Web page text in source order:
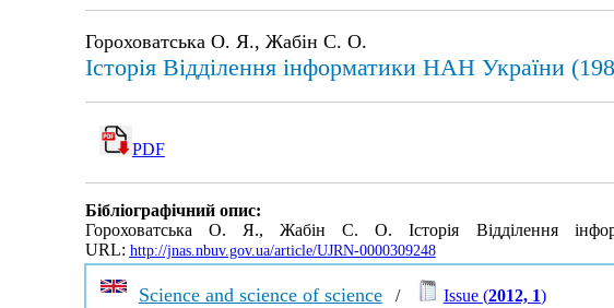
Гороховатська О. Я., Жабін С. О.
Історія Відділення інформатики НАН України
PDF
Бібліографічний опис:
Гороховатська О. Я., Жабін С. О. Історія Відділення
URL: http://jnas.nbuv.gov.ua/article/UJRN-0000309248
Science and science of science/ Issue (2012, 1)